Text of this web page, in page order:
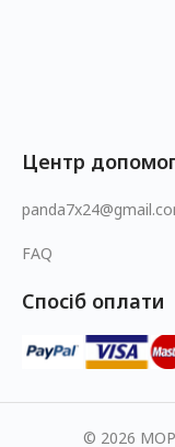
Центр
FAQ
Спосіб оплати
© 2026